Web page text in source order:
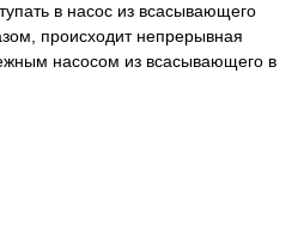
в насос из всасывающего
происходит непрерывная
насосом из всасывающего в